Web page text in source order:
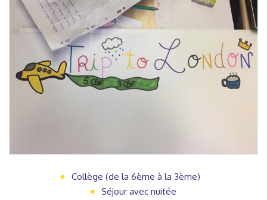
Collège (de la 6ème à la 3ème)
Séjour avec nuitée